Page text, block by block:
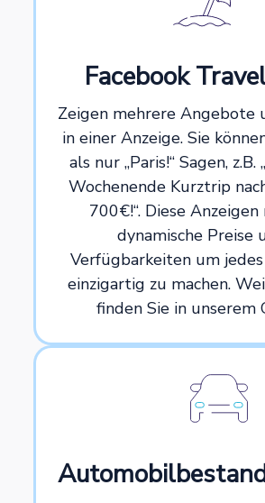
Facebook
Zeigen mehrere Angebote
in einer Anzeige. Sie
als nur „Paris!“ Sagen, z.B.
Wochenende Kurztrip
700€!“. Diese
dynamische Preise
Verfügbarkeiten um
einzigartig zu machen.
finden Sie in unserem